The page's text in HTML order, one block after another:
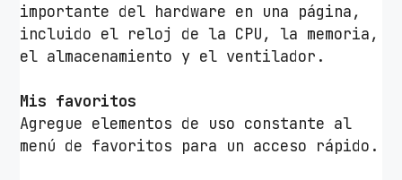
importante del hardware en una página,
incluido el reloj de la CPU, la memoria,
el almacenamiento y el ventilador.
Mis favoritos
Agregue elementos de uso constante al
menú de favoritos para un acceso rápido.